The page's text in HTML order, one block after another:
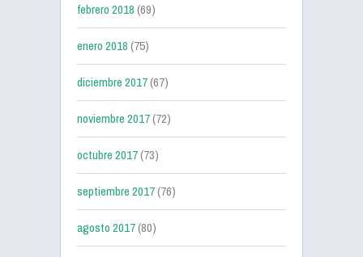
febrero 2018(69)
enero 2018(75)
diciembre 2017(67)
noviembre 2017(72)
octubre 2017(73)
septiembre 2017(76)
agosto 2017(80)